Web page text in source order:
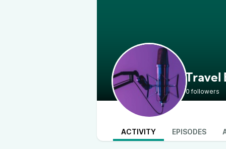
Travel
0 followers
ACTIVITY EPISODES